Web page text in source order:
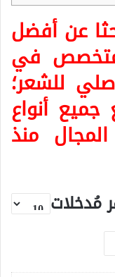
عن أفضل
في
للشعر؛
جميع أنواع
منذ
مُدخلات